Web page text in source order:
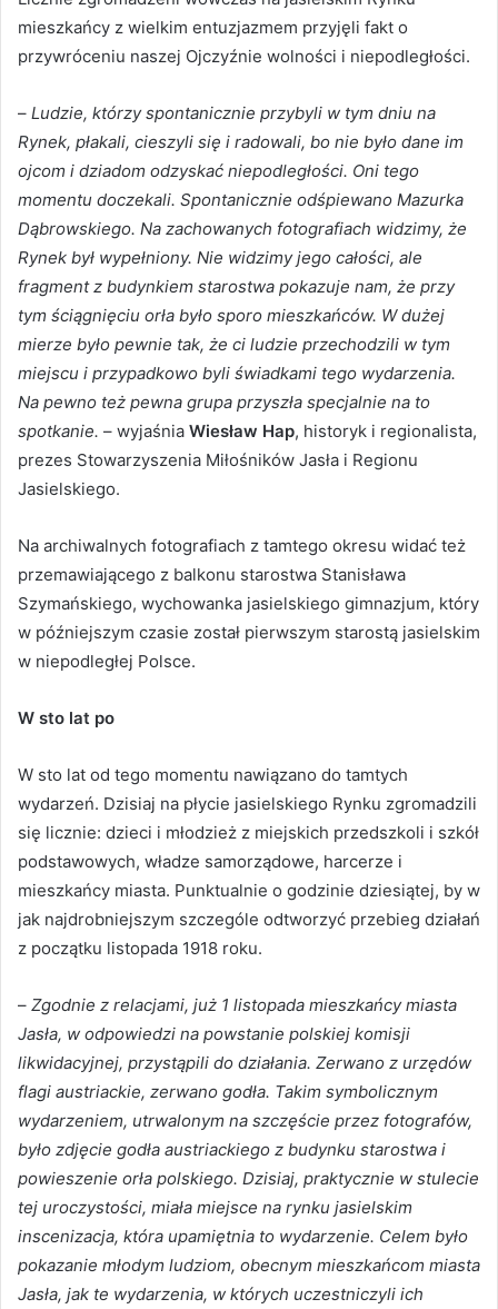
mieszkańcy z wielkim entuzjazmem przyjęli fakt o
przywróceniu naszej Ojczyźnie wolności i niepodległości.
– Ludzie, którzy spontanicznie przybyli w tym dniu na
Rynek, płakali, cieszyli się i radowali, bo nie było dane im
ojcom i dziadom odzyskać niepodległości. Oni tego
momentu doczekali. Spontanicznie odśpiewano Mazurka
Dąbrowskiego. Na zachowanych fotografiach widzimy, że
Rynek był wypełniony. Nie widzimy jego całości, ale
fragment z budynkiem starostwa pokazuje nam, że przy
tym ściągnięciu orła było sporo mieszkańców. W dużej
mierze było pewnie tak, że ci ludzie przechodzili w tym
miejscu i przypadkowo byli świadkami tego wydarzenia.
Na pewno też pewna grupa przyszła specjalnie na to
spotkanie. – wyjaśnia Wiesław Hap, historyk i regionalista,
prezes Stowarzyszenia Miłośników Jasła i Regionu
Jasielskiego.
Na archiwalnych fotografiach z tamtego okresu widać też
przemawiającego z balkonu starostwa Stanisława
Szymańskiego, wychowanka jasielskiego gimnazjum, który
w późniejszym czasie został pierwszym starostą jasielskim
w niepodległej Polsce.
W sto lat po
W sto lat od tego momentu nawiązano do tamtych
wydarzeń. Dzisiaj na płycie jasielskiego Rynku zgromadzili
się licznie: dzieci i młodzież z miejskich przedszkoli i szkół
podstawowych, władze samorządowe, harcerze i
mieszkańcy miasta. Punktualnie o godzinie dziesiątej, by w
jak najdrobniejszym szczególe odtworzyć przebieg działań
z początku listopada 1918 roku.
– Zgodnie z relacjami, już 1 listopada mieszkańcy miasta
Jasła, w odpowiedzi na powstanie polskiej komisji
likwidacyjnej, przystąpili do działania. Zerwano z urzędów
flagi austriackie, zerwano godła. Takim symbolicznym
wydarzeniem, utrwalonym na szczęście przez fotografów,
było zdjęcie godła austriackiego z budynku starostwa i
powieszenie orła polskiego. Dzisiaj, praktycznie w stulecie
tej uroczystości, miała miejsce na rynku jasielskim
inscenizacja, która upamiętnia to wydarzenie. Celem było
pokazanie młodym ludziom, obecnym mieszkańcom miasta
Jasła, jak te wydarzenia, w których uczestniczyli ich